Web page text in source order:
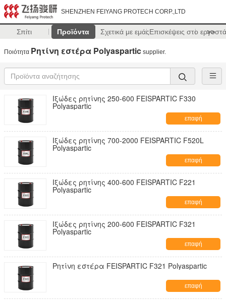
SHENZHEN FEIYANG PROTECH CORP.,LTD
Σπίτι Προϊόντα Σχετικά με εμάςΕπισκέψεις στο >>
Ποιότητα Ρητίνη εστέρα Polyaspartic supplier.
Ιξώδες ρητίνης 250-600 FEISPARTIC F330
Polyaspartic
επαφή
Ιξώδες ρητίνης 700-2000 FEISPARTIC F520L
Polyaspartic
επαφή
Ιξώδες ρητίνης 400-600 FEISPARTIC F221
Polyaspartic
επαφή
Ιξώδες ρητίνης 200-600 FEISPARTIC F321
Polyaspartic
επαφή
Ρητίνη εστέρα FEISPARTIC F321 Polyaspartic
επαφή